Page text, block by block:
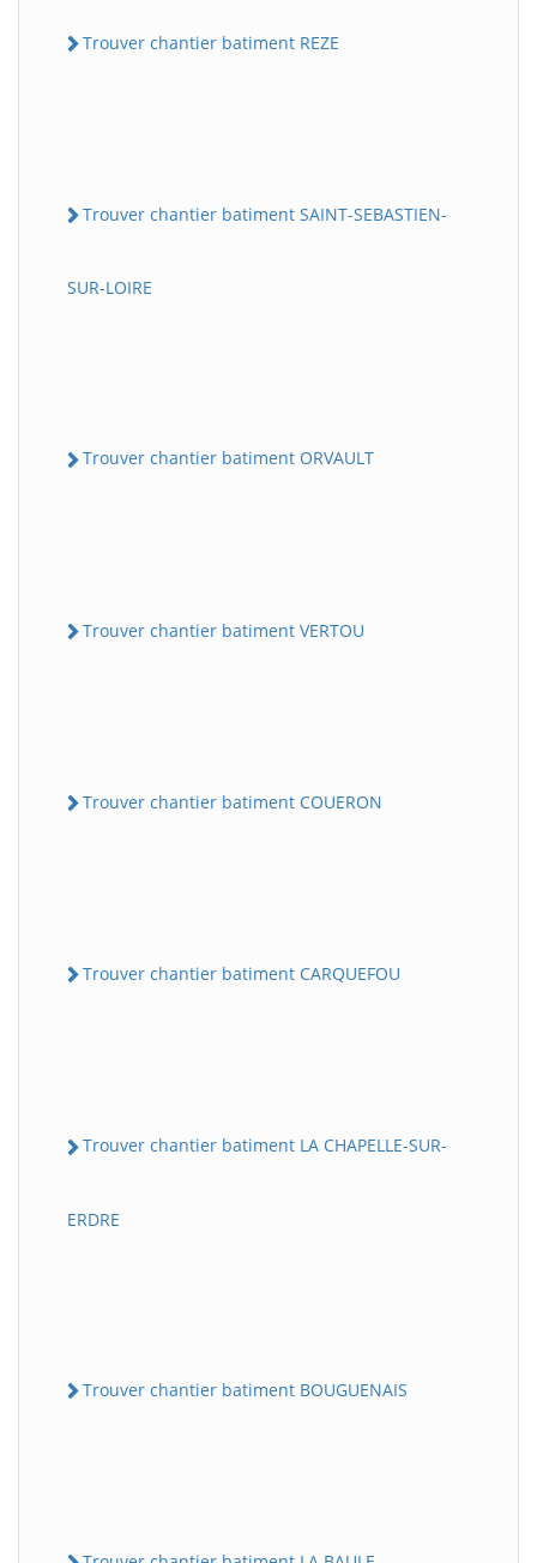
Trouver chantier batiment REZE
Trouver chantier batiment SAINT-SEBASTIEN-
SUR-LOIRE
Trouver chantier batiment ORVAULT
Trouver chantier batiment VERTOU
Trouver chantier batiment COUERON
Trouver chantier batiment CARQUEFOU
Trouver chantier batiment LA CHAPELLE-SUR-
ERDRE
Trouver chantier batiment BOUGUENAIS